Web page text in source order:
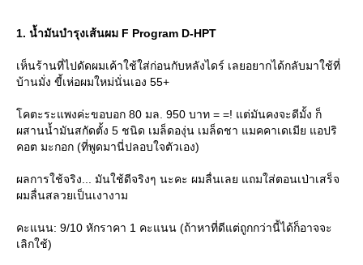
1. น้ำมันบำรุงเส้นผม F Program D-HPT
เห็นร้านที่ไปดัดผมเค้าใช้ใส่ก่อนกับหลังไดร์ เลยอยากได้กลับมาใช้ที่
บ้านมั่ง ขี้เห่อผมใหม่นั่นเอง 55+
คตะระแพงค่ะขอบอก 80 มล. 950 บาท = =! แต่มันคงจะดีมั้ง ก็
ผสานน้ำมันสกัดตั้ง 5 ชนิด เมล็ดองุ่น เมล็ดชา แมคคาเดเมีย แอปริ
คอต มะกอก (ที่พูดมานี่ปลอบใจตัวเอง)
ผลการใช้จริง... มันใช้ดีจริงๆ นะคะ ผมลื่นเลย แถมใส่ตอนเป่าเสร็จ
ผมลื่นสลวยเป็นเงางาม
คะแนน: 9/10 หักราคา 1 คะแนน (ถ้าหาที่ดีแต่ถูกกว่านี้ได้ก็อาจจะ
เลิกใช้)